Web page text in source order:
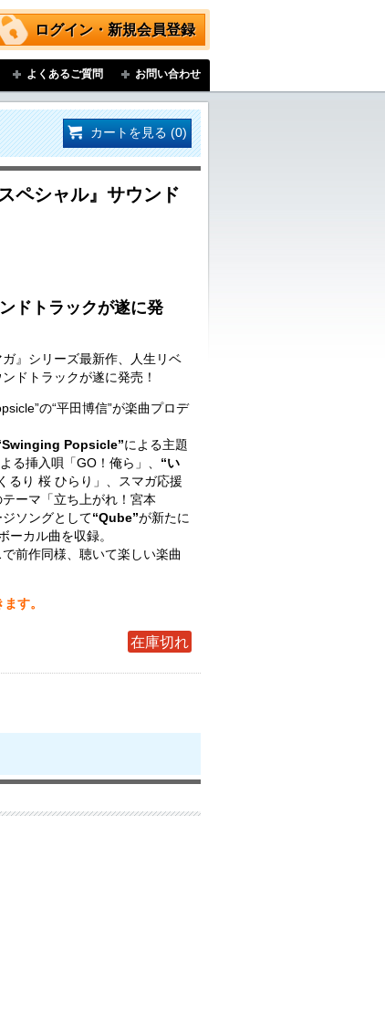
ログイン・新規会員登録
よくあるご質問 お問い合わせ
カートを見る (0)
シャル』サウンド
ドトラックが遂に発
』シリーズ最新作、人生リベ
ドトラックが遂に発売！
の“平田博信”が楽曲プロデ
Popsicle”による主題
る挿入唄「GO！俺ら」、 “い
るり 桜 ひらり」、スマガ応援
ーマ「立ち上がれ！宮本
ソングとして“Qube”が新たに
ーカル曲を収録。
前作同様、聴いて楽しい楽曲
す。
在庫切れ